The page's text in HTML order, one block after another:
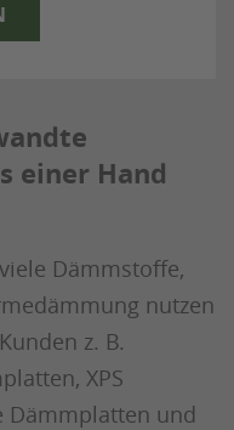
einer Hand
Dämmstoffe,
nutzen
z. B.
XPS
Dämmplatten und